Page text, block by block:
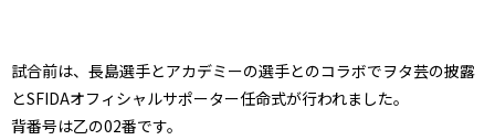
試合前は、長島選手とアカデミーの選手とのコラボでヲタ芸の披露
とSFIDAオフィシャルサポーター任命式が行われました。
背番号は乙の02番です。